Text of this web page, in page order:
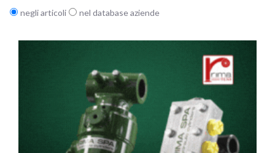
negli articoli nel database aziende